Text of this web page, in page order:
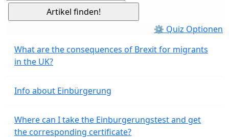
⚙ Quiz Optionen
What are the consequences of Brexit for migrants
in the UK?
Info about Einbürgerung
Where can I take the Einburgerungstest and get
the corresponding certificate?